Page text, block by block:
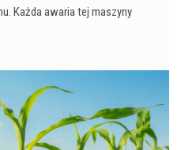
Każda awaria tej maszyny